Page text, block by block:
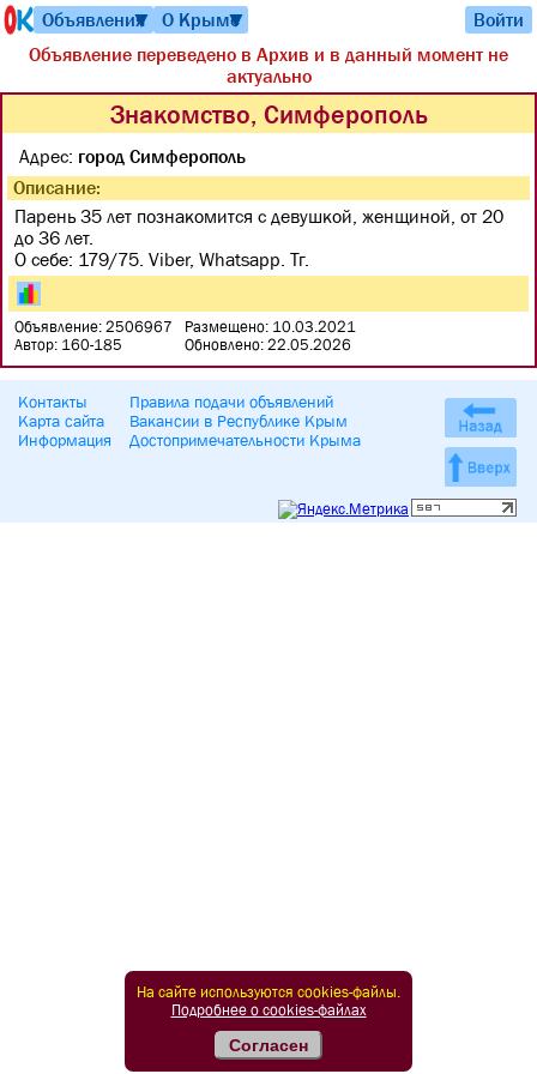
Объявления
▼ О Крыме
▼
Войти
Объявление переведено в Архив и в данный момент не
актуально
Знакомство, Симферополь
Адрес: город Симферополь
Описание:
Парень 35 лет познакомится с девушкой, женщиной, от 20
до 36 лет.
О себе: 179/75. Viber, Whatsapp. Тг.
Объявление: 2506967
Автор: 160-185
Размещено: 10.03.2021
Обновлено: 22.05.2026
Контакты
Карта сайта
Информация
Правила подачи объявлений
Вакансии в Республике Крым
Достопримечательности Крыма
На сайте используются cookies-файлы.
Подробнее о cookies-файлах
Согласен